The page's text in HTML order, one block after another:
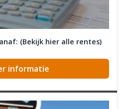
(Bekijk hier alle rentes)
informatie